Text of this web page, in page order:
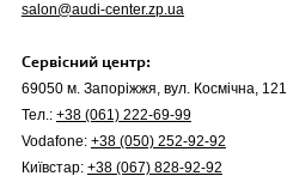
salon@audi-center.zp.ua
Сервісний центр:
69050 м. Запоріжжя, вул. Космічна, 121
Тел.: +38 (061) 222-69-99
Vodafone: +38 (050) 252-92-92
Київстар: +38 (067) 828-92-92